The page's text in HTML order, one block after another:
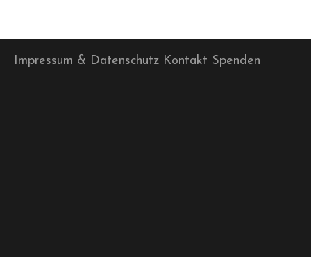
Impressum & Datenschutz Kontakt Spenden